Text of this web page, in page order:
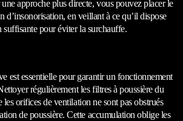
une approche plus directe, vous pouvez placer le
d’insonorisation, en veillant à ce qu’il dispose
pour éviter la surchauffe.
est essentielle pour garantir un fonctionnement
régulièrement les filtres à poussière du
les orifices de ventilation ne sont pas obstrués
de poussière. Cette accumulation oblige les